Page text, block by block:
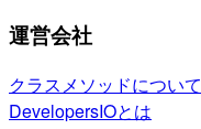
運営会社
クラスメソッドについて
DevelopersIOとは